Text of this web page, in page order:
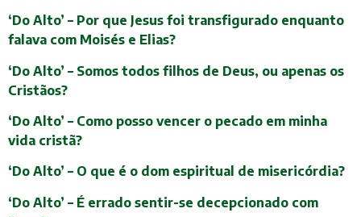
‘Do Alto’ – Por que Jesus foi transfigurado enquanto
falava com Moisés e Elias?
‘Do Alto’ – Somos todos filhos de Deus, ou apenas os
Cristãos?
‘Do Alto’ – Como posso vencer o pecado em minha
vida cristã?
‘Do Alto’ – O que é o dom espiritual de misericórdia?
‘Do Alto’ – É errado sentir-se decepcionado com